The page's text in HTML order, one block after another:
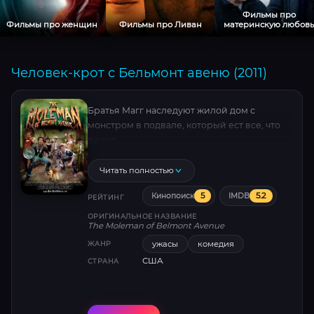
Фильмы про женщин Фильмы про Ливан
Фильмы про
материнскую любовь
Человек-крот с Бельмонт авеню (2011)
Братья Магг наследуют жилой дом с
монстром в подвале, который ест все, что
Читать полностью
РЕЙТИНГ Кинопоиск 5 IMDB 5.2
ОРИГИНАЛЬНОЕ НАЗВАНИЕ
The Moleman of Belmont Avenue
ЖАНР ужасы комедия
СТРАНА США